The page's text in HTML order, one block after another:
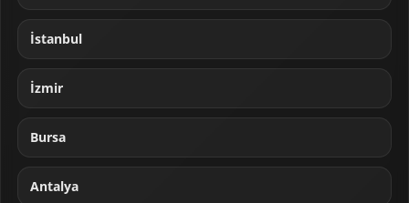
İstanbul
İzmir
Bursa
Antalya